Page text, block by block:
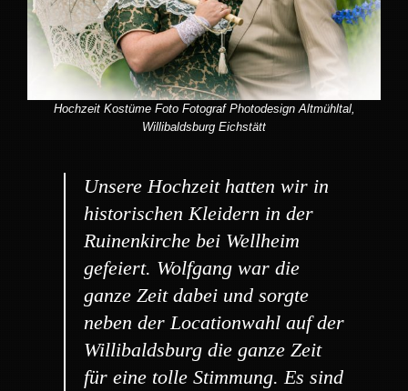
Hochzeit Kostüme Foto Fotograf Photodesign Altmühltal,
Willibaldsburg Eichstätt
Unsere Hochzeit hatten wir in
historischen Kleidern in der
Ruinenkirche bei Wellheim
gefeiert. Wolfgang war die
ganze Zeit dabei und sorgte
neben der Locationwahl auf der
Willibaldsburg die ganze Zeit
für eine tolle Stimmung. Es sind